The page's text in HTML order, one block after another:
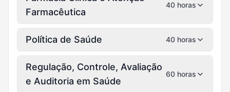
Farmacêutica
40 horas
Política de Saúde 40 horas
Regulação, Controle, Avaliação
e Auditoria em Saúde
60 horas